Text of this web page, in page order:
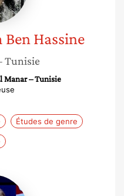
Ben Hassine
Tunisie
Manar – Tunisie
Études de genre